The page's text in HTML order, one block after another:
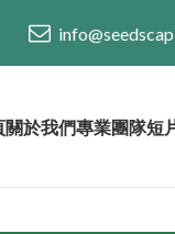
關於我們專業團隊短